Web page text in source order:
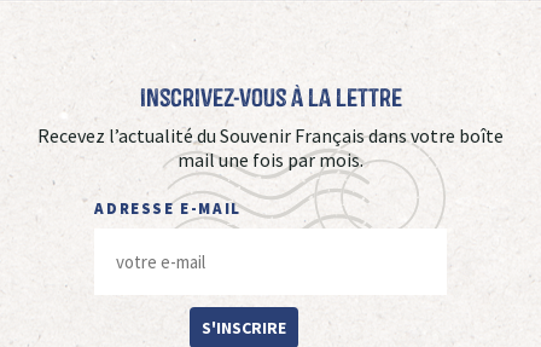
Inscrivez-vous à La Lettre
Recevez l’actualité du Souvenir Français dans votre boîte
mail une fois par mois.
ADRESSE E-MAIL
S'INSCRIRE